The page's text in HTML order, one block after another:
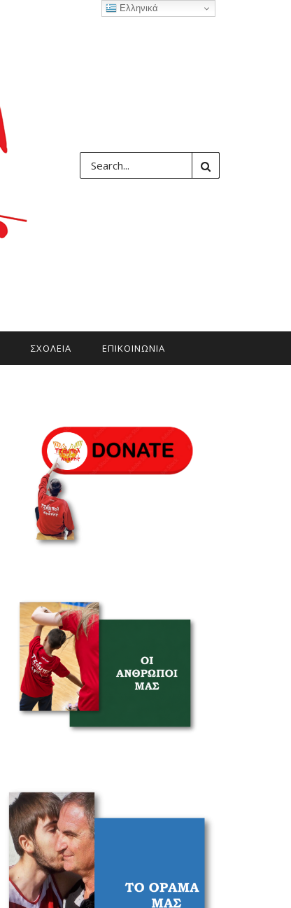
ΣΧΟΛΕΙΑ ΕΠΙΚΟΙΝΩΝΙΑ
Ελληνικά